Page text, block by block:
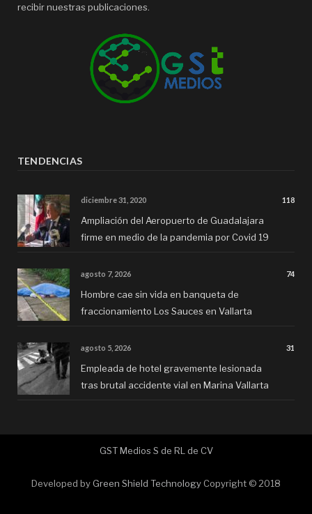
recibir nuestras publicaciones.
TENDENCIAS
diciembre 31, 2020 118
Ampliación del Aeropuerto de Guadalajara
firme en medio de la pandemia por Covid 19
agosto 7, 2026 74
Hombre cae sin vida en banqueta de
fraccionamiento Los Sauces en Vallarta
agosto 5, 2026 31
Empleada de hotel gravemente lesionada
tras brutal accidente vial en Marina Vallarta
GST Medios S de RL de CV
Developed by Green Shield Technology Copyright © 2018